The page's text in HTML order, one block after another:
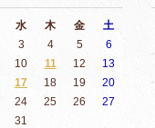
水 木 金 土
3 4 5
6
10 11 12
13
17 18 19
20
24 25 26
27
31